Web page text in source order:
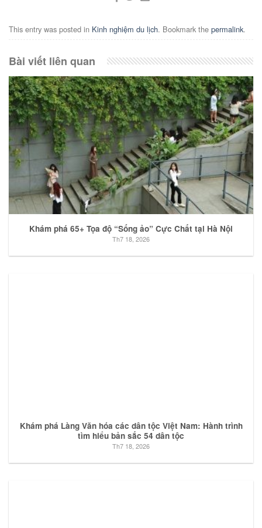
This entry was posted in Kinh nghiệm du lịch. Bookmark the permalink.
Bài viết liên quan
Khám phá 65+ Tọa độ “Sống ảo” Cực Chất tại Hà Nội
Th7 18, 2026
Khám phá Làng Văn hóa các dân tộc Việt Nam: Hành trình
tìm hiểu bản sắc 54 dân tộc
Th7 18, 2026